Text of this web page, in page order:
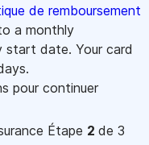
de remboursement
a monthly
start date. Your card
pour continuer
Étape 2 de 3